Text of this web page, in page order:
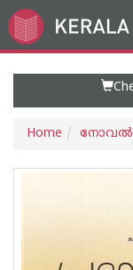
Go
to
Home നോവല്‍